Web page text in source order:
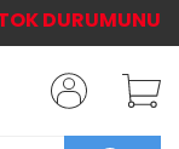
DURUMUNU